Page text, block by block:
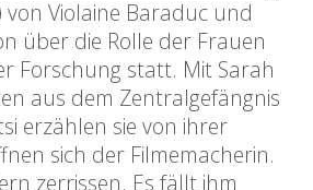
von Violaine Baraduc und
über die Rolle der Frauen
Forschung statt. Mit Sarah
aus dem Zentralgefängnis
erzählen sie von ihrer
sich der Filmemacherin.
zerrissen. Es fällt ihm